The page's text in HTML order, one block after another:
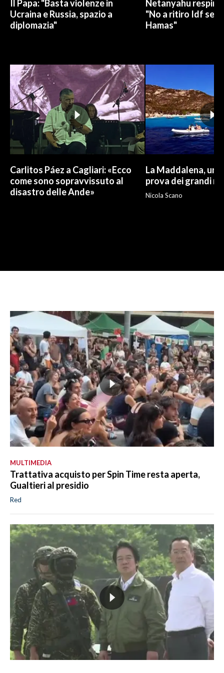
Il Papa: "Basta violenze in
Ucraina e Russia, spazio a
diplomazia"
Netanyahu
"No a ritiro Idf
Hamas"
Carlitos Páez a Cagliari: «Ecco
come sono sopravvissuto al
disastro delle Ande»
La Maddalena, un
prova dei grandi
Nicola Scano
MULTIMEDIA
Trattativa acquisto per Spin Time resta aperta,
Gualtieri al presidio
Red